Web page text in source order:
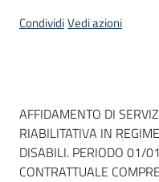
CondividiVedi azioni
Dati del bando
AFFIDAMENTO DI
RIABILITATIVA IN
DISABILI. PERIODO 01/
CONTRATTUALE